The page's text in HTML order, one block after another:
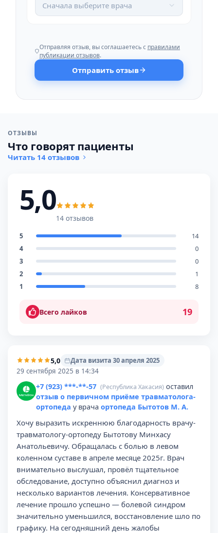
Сначала выберите врача
Отправляя отзыв, вы соглашаетесь с правилами
публикации отзывов.
Отправить отзыв
ОТЗЫВЫ
Что говорят пациенты
Читать 14 отзывов
5,0
14 отзывов
5
14
4
0
3
0
2
1
1
8
Всего лайков 19
5,0
Дата визита 30 апреля 2025
29 сентября 2025 в 14:34
+7 (923) ***-**-57 (Республика Хакасия) оставил
отзыв о первичном приёме травматолога-
ортопеда у врача ортопеда Бытотов М. А.
Хочу выразить искреннюю благодарность врачу-
травматологу-ортопеду Бытотову Минхасу
Анатольевичу. Обращалась с болью в левом
коленном суставе в апреле месяце 2025г. Врач
внимательно выслушал, провёл тщательное
обследование, доступно объяснил диагноз и
несколько вариантов лечения. Консервативное
лечение прошло успешно — болевой синдром
значительно уменьшился, восстановление шло по
графику. На сегодняшний день жалобы